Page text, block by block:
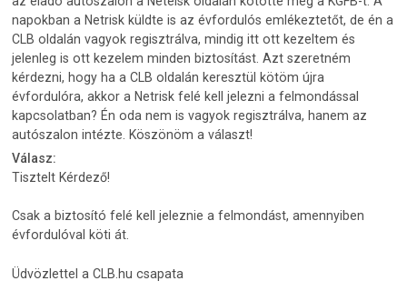
napokban a Netrisk küldte is az évfordulós emlékeztetőt, de én a
CLB oldalán vagyok regisztrálva, mindig itt ott kezeltem és
jelenleg is ott kezelem minden biztosítást. Azt szeretném
kérdezni, hogy ha a CLB oldalán keresztül kötöm újra
évfordulóra, akkor a Netrisk felé kell jelezni a felmondással
kapcsolatban? Én oda nem is vagyok regisztrálva, hanem az
autószalon intézte. Köszönöm a választ!
Válasz:
Tisztelt Kérdező!
Csak a biztosító felé kell jeleznie a felmondást, amennyiben
évfordulóval köti át.
Üdvözlettel a CLB.hu csapata